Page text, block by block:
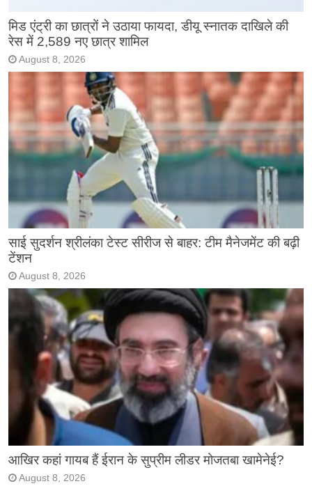
मिड एंट्री का छात्रों ने उठाया फायदा, डीयू स्नातक दाखिले की
रेस में 2,589 नए छात्र शामिल
August 8, 2026
साई सुदर्शन श्रीलंका टेस्ट सीरीज से बाहर: टीम मैनेजमेंट की बढ़ी
टेंशन
August 8, 2026
आखिर कहां गायब हैं ईरान के सुप्रीम लीडर मोजतबा खामेनेई?
August 8, 2026